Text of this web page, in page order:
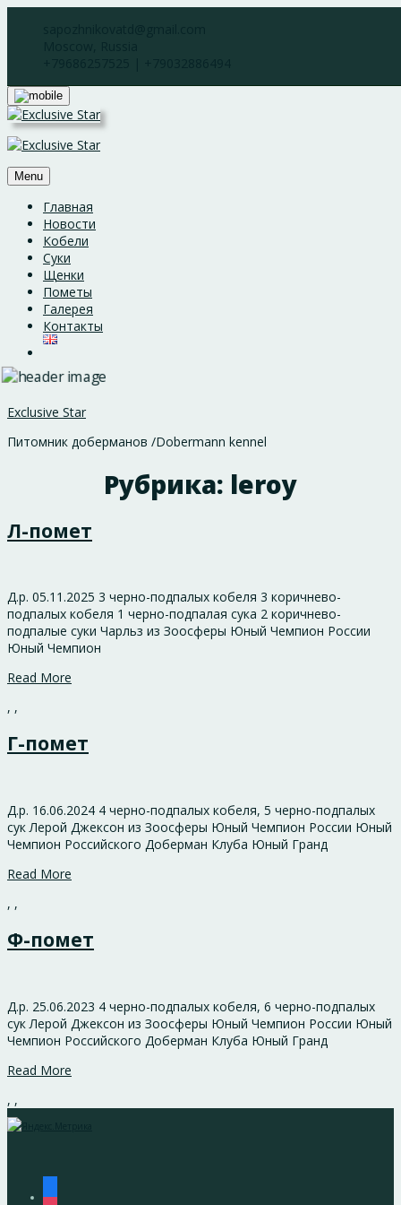
Menu
Главная
Новости
Кобели
Суки
Щенки
Пометы
Галерея
Контакты
Exclusive Star
Питомник доберманов /Dobermann kennel
Рубрика: leroy
Л-помет
Д.р. 05.11.2025 3 черно-подпалых кобеля 3 коричнево-
подпалых кобеля 1 черно-подпалая сука 2 коричнево-
подпалые суки Чарльз из Зоосферы Юный Чемпион России
Юный Чемпион
Read More
, ,
Г-помет
Д.р. 16.06.2024 4 черно-подпалых кобеля, 5 черно-подпалых
сук Лерой Джексон из Зоосферы Юный Чемпион России Юный
Чемпион Российского Доберман Клуба Юный Гранд
Read More
, ,
Ф-помет
Д.р. 25.06.2023 4 черно-подпалых кобеля, 6 черно-подпалых
сук Лерой Джексон из Зоосферы Юный Чемпион России Юный
Чемпион Российского Доберман Клуба Юный Гранд
Read More
, ,